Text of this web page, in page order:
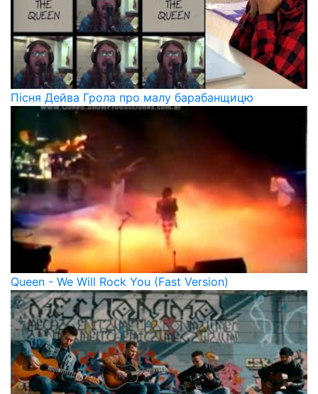
Пісня Дейва Грола про малу барабанщицю
Queen - We Will Rock You (Fast Version)